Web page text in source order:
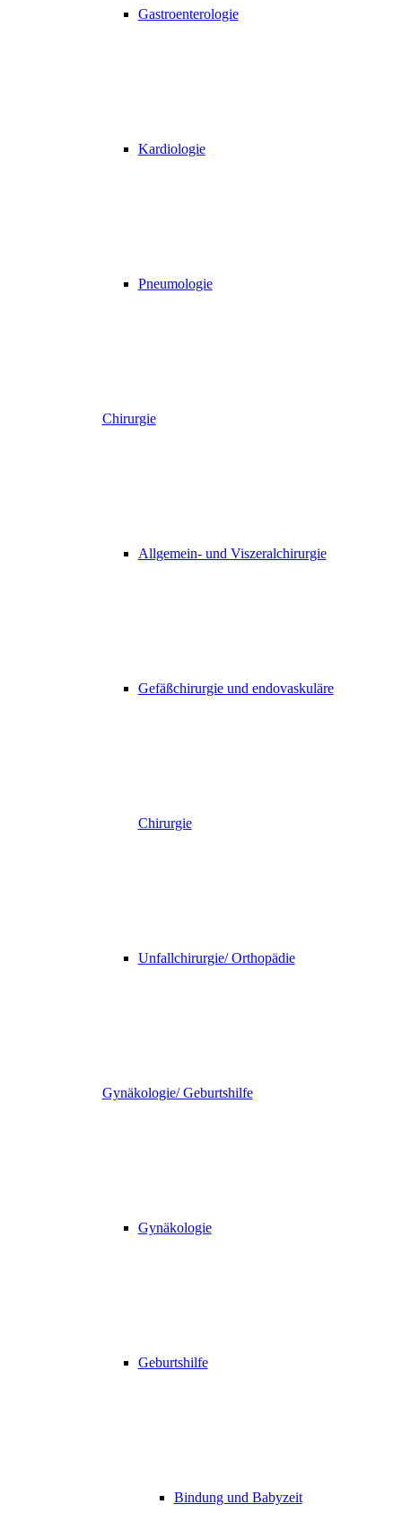
Gastroenterologie
Kardiologie
Pneumologie
Chirurgie
Allgemein- und Viszeralchirurgie
Gefäßchirurgie und endovaskuläre
Chirurgie
Unfallchirurgie/ Orthopädie
Gynäkologie/ Geburtshilfe
Gynäkologie
Geburtshilfe
Bindung und Babyzeit